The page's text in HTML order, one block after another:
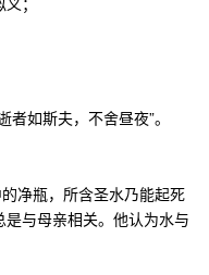
如斯夫，不舍昼夜”。
净瓶，所含圣水乃能起死
与母亲相关。他认为水与